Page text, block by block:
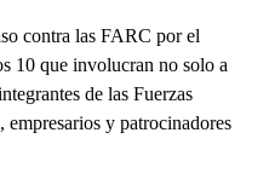
contra las FARC por el
10 que involucran no solo a
de las Fuerzas
y patrocinadores